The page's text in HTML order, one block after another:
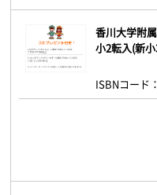
香川大学附
小2転入(新
ISBNコード